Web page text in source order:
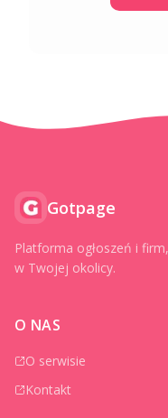
Gotpage
Platforma ogłoszeń i
w Twojej okolicy.
O NAS
O serwisie
Kontakt